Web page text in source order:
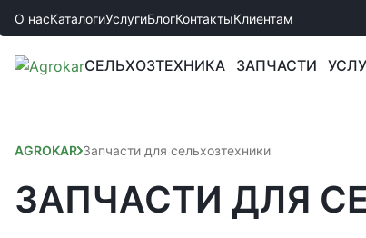
О насКаталогиУслугиБлогКонтактыКлиентам
СЕЛЬХОЗТЕХНИКА ЗАПЧАСТИ
AGROKAR Запчасти для сельхозтехники
ЗАПЧАСТИ ДЛЯ